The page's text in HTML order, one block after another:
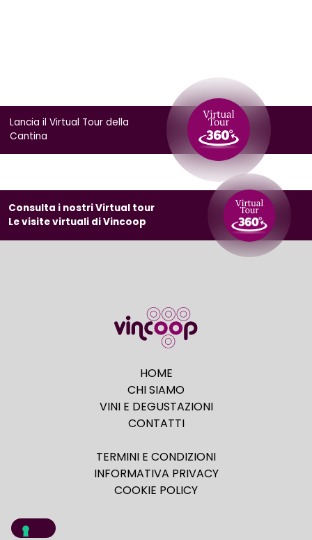
Lancia il Virtual Tour della
Cantina
Consulta i nostri Virtual tour
Le visite virtuali di Vincoop
HOME
CHI SIAMO
VINI E DEGUSTAZIONI
CONTATTI
TERMINI E CONDIZIONI
INFORMATIVA PRIVACY
COOKIE POLICY